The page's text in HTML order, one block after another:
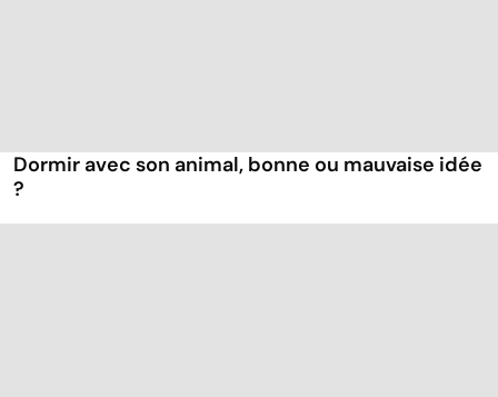
Dormir avec son animal, bonne ou mauvaise idée
?